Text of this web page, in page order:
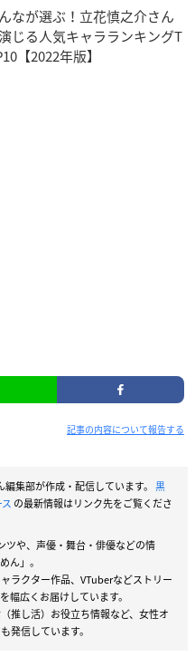
なが選ぶ！立花慎之介さん
じる人気キャラランキングT
【2022年版】
記事の内容について報告する
編集部が作成・配信しています。 黒
の最新情報はリンク先をご覧くださ
ツや、声優・舞台・俳優などの情
ん」。
ラクター作品、VTuberなどストリー
幅広くお届けしています。
推し活）お役立ち情報など、女性オ
発信しています。